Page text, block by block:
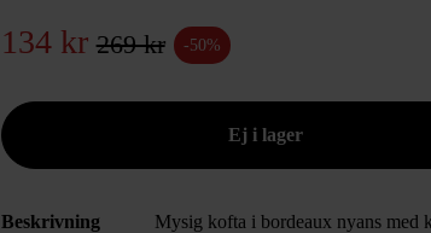
134 kr 269 kr -50%
Beskrivning
Mysig kofta i bordeaux nyans med